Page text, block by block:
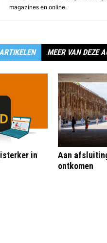
magazines en online.
MEER VAN DEZE
in
Aan
ontkomen